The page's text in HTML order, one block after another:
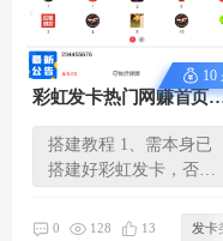
10
彩虹发卡热门网赚首页
版和新版下单页面
搭建教程 1、需本身已
搭建好彩虹发卡，否则
压缩包...
0 128 13 发卡